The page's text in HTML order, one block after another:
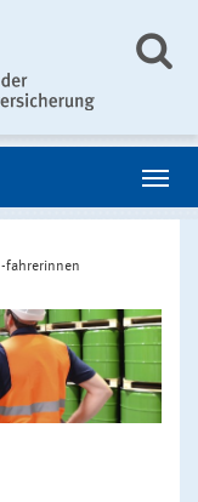
fahrerinnen